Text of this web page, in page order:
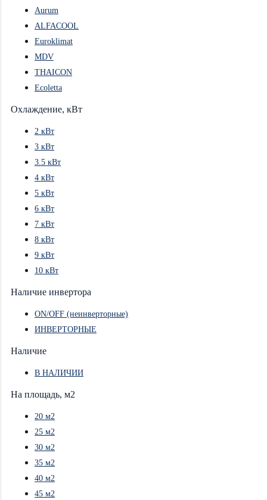
Aurum
ALFACOOL
Euroklimat
MDV
THAICON
Ecoletta
Охлаждение, кВт
2 кВт
3 кВт
3.5 кВт
4 кВт
5 кВт
6 кВт
7 кВт
8 кВт
9 кВт
10 кВт
Наличие инвертора
ON/OFF (неинверторные)
ИНВЕРТОРНЫЕ
Наличие
В НАЛИЧИИ
На площадь, м2
20 м2
25 м2
30 м2
35 м2
40 м2
45 м2